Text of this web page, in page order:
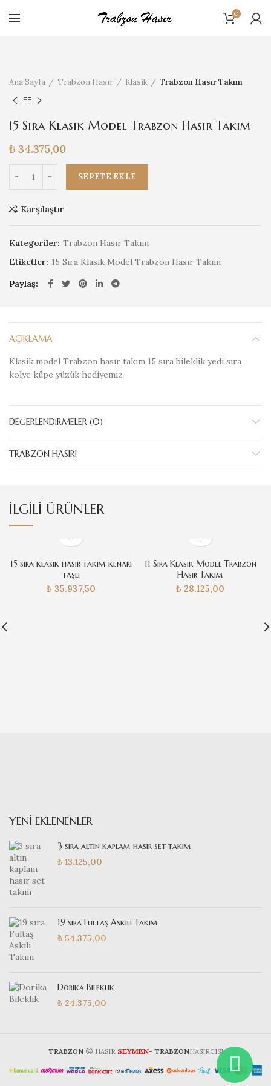
0
Ana Sayfa Trabzon Hasır Klasik Trabzon Hasır Takım
15 Sıra Klasik Model Trabzon Hasır Takım
₺ 34.375,00
SEPETE EKLE
Karşılaştır
Kategoriler: Trabzon Hasır Takım
Etiketler: 15 Sıra Klasik Model Trabzon Hasır Takım
Paylaş
AÇIKLAMA
Klasik model Trabzon hasır takım 15 sıra bileklik yedi sıra
kolye küpe yüzük hediyemiz
DEĞERLENDIRMELER (0)
TRABZON HASIRI
İLGILI ÜRÜNLER
15 sıra klasik hasır takım kenarı
taşlı
₺ 35.937,50
11 Sıra Klasik Model Trabzon
Hasır Takım
₺ 28.125,00
YENI EKLENENLER
3 sıra altın kaplam hasır set takım
₺ 13.125,00
19 sıra Fultaş Askılı Takım
₺ 54.375,00
Dorika Bileklik
₺ 24.375,00
TRABZON HASIR SEYMEN- TRABZONHASIRCISI